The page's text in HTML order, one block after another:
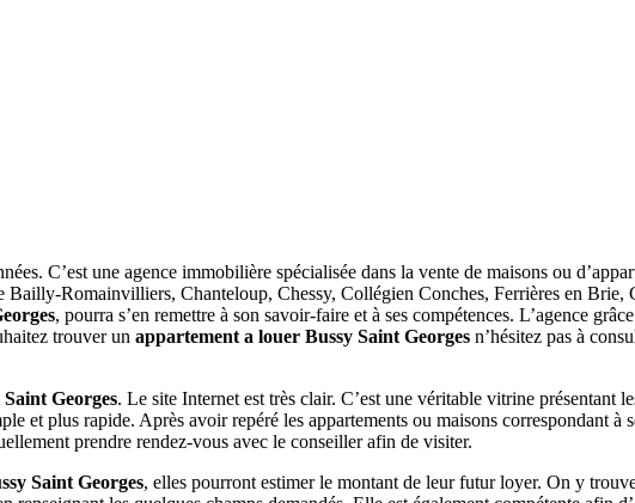
C’est une agence immobilière spécialisée dans la vente de maisons ou
Bailly-Romainvilliers, Chanteloup, Chessy, Collégien Conches, Ferrières en
, pourra s’en remettre à son savoir-faire et à ses compétences. L’agence
trouver un appartement a louer Bussy Saint Georges n’hésitez pas à
Georges. Le site Internet est très clair. C’est une véritable vitrine présentant
et plus rapide. Après avoir repéré les appartements ou maisons correspondant à
prendre rendez-vous avec le conseiller afin de visiter.
Saint Georges, elles pourront estimer le montant de leur futur loyer. On y